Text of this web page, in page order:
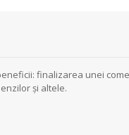
finalizarea unei
și altele.